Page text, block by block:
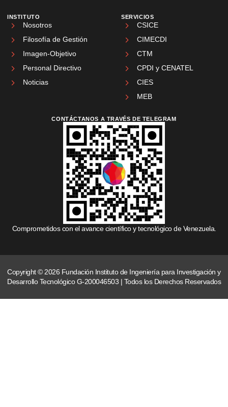
INSTITUTO
Nosotros
Filosofía de Gestión
Imagen-Objetivo
Personal Directivo
Noticias
SERVICIOS
CSICE
CIMECDI
CTM
CPDI y CENATEL
CIES
MEB
CONTÁCTANOS A TRAVÉS DE TELEGRAM
Comprometidos con el avance científico y tecnológico de Venezuela.
Copyright © 2026 Fundación Instituto de Ingeniería para Investigación y
Desarrollo Tecnológico G-200046503 | Todos los Derechos Reservados